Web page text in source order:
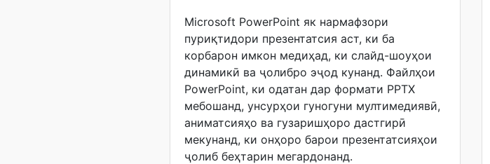
Microsoft PowerPoint як нармафзори
пуриқтидори презентатсия аст, ки ба
корбарон имкон медиҳад, ки слайд-шоуҳои
динамикӣ ва ҷолибро эҷод кунанд. Файлҳои
PowerPoint, ки одатан дар формати PPTX
мебошанд, унсурҳои гуногуни мултимедиявӣ,
аниматсияҳо ва гузаришҳоро дастгирӣ
мекунанд, ки онҳоро барои презентатсияҳои
ҷолиб беҳтарин мегардонанд.